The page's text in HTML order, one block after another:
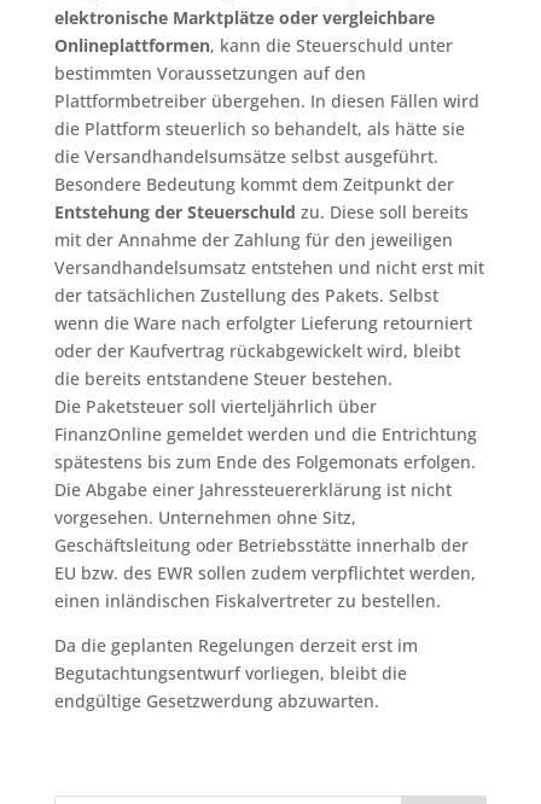
elektronische Marktplätze oder vergleichbare
Onlineplattformen, kann die Steuerschuld unter
bestimmten Voraussetzungen auf den
Plattformbetreiber übergehen. In diesen Fällen wird
die Plattform steuerlich so behandelt, als hätte sie
die Versandhandelsumsätze selbst ausgeführt.
Besondere Bedeutung kommt dem Zeitpunkt der
Entstehung der Steuerschuld zu. Diese soll bereits
mit der Annahme der Zahlung für den jeweiligen
Versandhandelsumsatz entstehen und nicht erst mit
der tatsächlichen Zustellung des Pakets. Selbst
wenn die Ware nach erfolgter Lieferung retourniert
oder der Kaufvertrag rückabgewickelt wird, bleibt
die bereits entstandene Steuer bestehen.
Die Paketsteuer soll vierteljährlich über
FinanzOnline gemeldet werden und die Entrichtung
spätestens bis zum Ende des Folgemonats erfolgen.
Die Abgabe einer Jahressteuererklärung ist nicht
vorgesehen. Unternehmen ohne Sitz,
Geschäftsleitung oder Betriebsstätte innerhalb der
EU bzw. des EWR sollen zudem verpflichtet werden,
einen inländischen Fiskalvertreter zu bestellen.
Da die geplanten Regelungen derzeit erst im
Begutachtungsentwurf vorliegen, bleibt die
endgültige Gesetzwerdung abzuwarten.